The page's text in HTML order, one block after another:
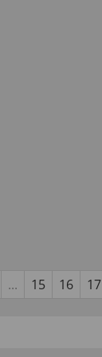
... 15 16 17